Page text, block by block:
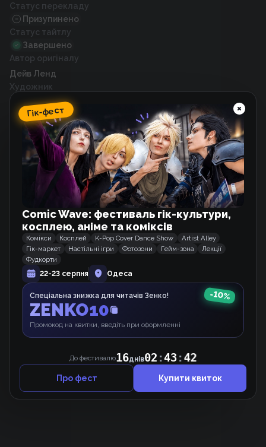
Статус перекладу
Призупинено
Статус тайтлу
Завершено
Автор оригіналу
Дейв Ленд
Художник
Девіде Фаббрі
Рік випуску
2001
Схожі тайтли
Бетмен: Пригоди родини Вейнів
Вебкомікс
Від Солдата до Монарха
Манхва
Ліквідатори
Гік-фест
Comic Wave: фестиваль гік-культури,
косплею, аніме та коміксів
Комікси Косплей K-Pop Cover Dance Show
Artist Alley
Гік-маркет
Настільні ігри Фотозони Гейм-зона
Лекції
Фудкорти
22-23 серпня
Одеса
Спеціальна знижка для читачів Зенко!
ZENKO10
Промокод на квитки, введіть при оформленні
-10%
До фестивалю16днів02 :43:42
Про фест Купити квиток